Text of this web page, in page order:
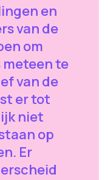
en
van de
om
te
van de
er tot
niet
op
Er